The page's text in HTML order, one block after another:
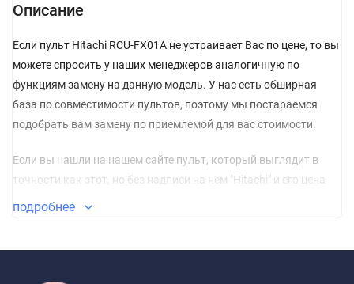
Описание
Если пульт Hitachi RCU-FX01A не устраивает Вас по цене, то вы
можете спросить у наших менеджеров аналогичную по
функциям замену на данную модель. У нас есть обширная
база по совместимости пультов, поэтому мы постараемся
подобрать вам замену по приемлемой для вас стоимости.
Если вы нашли на нашем сайте пульт, который выглядит в
точности как этот, но без надписи на нем "Hitachi" и его цена
гораздо ниже, то, можете не сомневаться, и сразу класть его в
подробнее